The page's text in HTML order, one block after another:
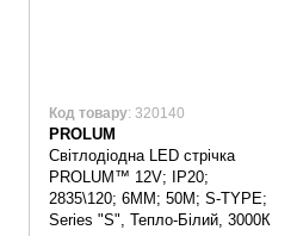
Код товару: 320140
PROLUM
Світлодіодна LED стрічка
PROLUM™ 12V; IP20;
2835\120; 6ММ; 50M; S-TYPE;
Series "S", Тепло-Білий, 3000К